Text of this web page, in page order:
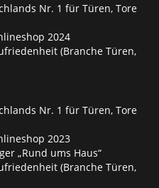
Nr. 1 für Türen, Tore
2024
(Branche Türen,
Nr. 1 für Türen, Tore
2023
„Rund ums Haus“
(Branche Türen,